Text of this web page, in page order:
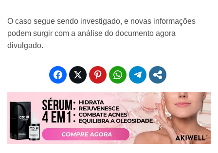
O caso segue sendo investigado, e novas informações
podem surgir com a análise do documento agora
divulgado.